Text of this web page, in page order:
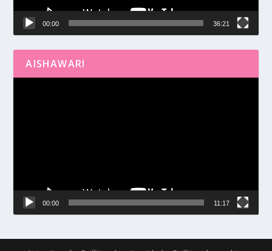
00:00 36:21
AISHAWARI
00:00 11:17